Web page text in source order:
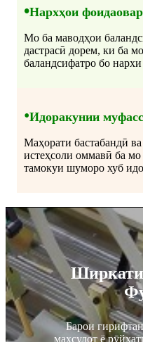
•Нархҳои
Мо ба маводҳои
дастрасӣ дорем, ки ба
баландсифатро бо
•Идоракунии
Маҳорати бастабандӣ
истеҳсоли оммавӣ ба
тамокуи шуморо хуб
Ширкати
Барои
маҳсулот ё